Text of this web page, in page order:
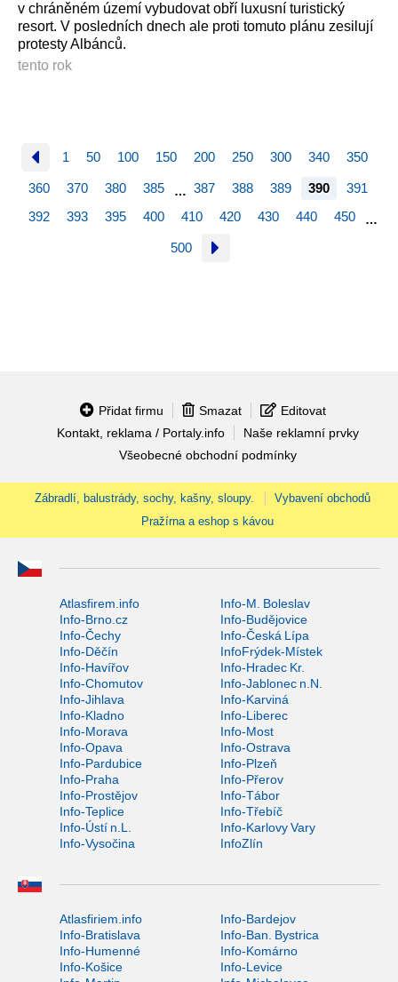
v chráněném území vybudovat obří luxusní turistický
resort. V posledních dnech ale proti tomuto plánu zesilují
protesty Albánců.
tento rok
1 50 100 150 200 250 300 340 350
360 370 380 385 … 387 388 389 390
391
392
393 395 400 410 420 430 440 450 …
500
Přidat firmu Smazat
Editovat
Kontakt, reklama / Portaly.info
Naše reklamní prvky
Všeobecné obchodní podmínky
Zábradlí, balustrády, sochy, kašny, sloupy.
Vybavení obchodů
Pražírna a eshop s kávou
Atlasfirem.info
Info-M. Boleslav
Info-Brno.cz
Info-Budějovice
Info-Čechy
Info-Česká Lípa
Info-Děčín
InfoFrýdek-Místek
Info-Havířov
Info-Hradec Kr.
Info-Chomutov
Info-Jablonec n.N.
Info-Jihlava
Info-Karviná
Info-Kladno
Info-Liberec
Info-Morava
Info-Most
Info-Opava
Info-Ostrava
Info-Pardubice
Info-Plzeň
Info-Praha
Info-Přerov
Info-Prostějov
Info-Tábor
Info-Teplice
Info-Třebíč
Info-Ústí n.L.
Info-Karlovy Vary
Info-Vysočina
InfoZlín
Atlasfiriem.info
Info-Bardejov
Info-Bratislava
Info-Ban. Bystrica
Info-Humenné
Info-Komárno
Info-Košice
Info-Levice